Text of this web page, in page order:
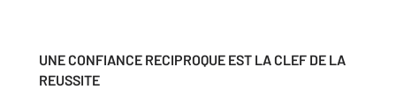
UNE CONFIANCE RECIPROQUE EST LA CLEF DE LA
REUSSITE